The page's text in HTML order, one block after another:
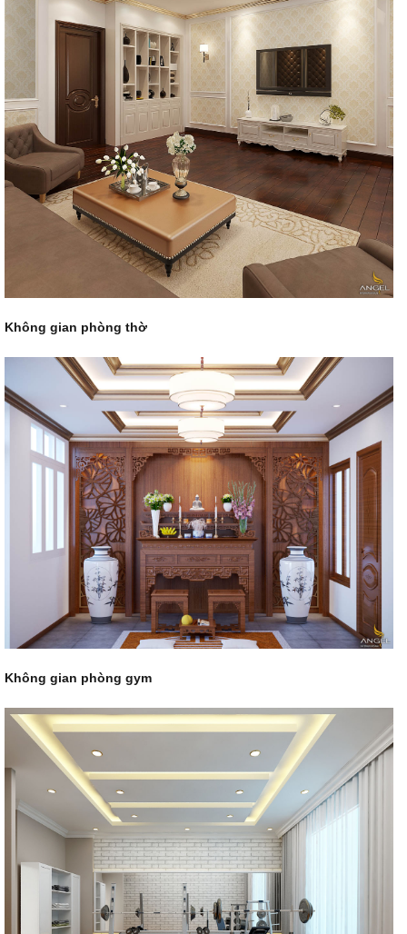
Không gian phòng thờ
Không gian phòng gym